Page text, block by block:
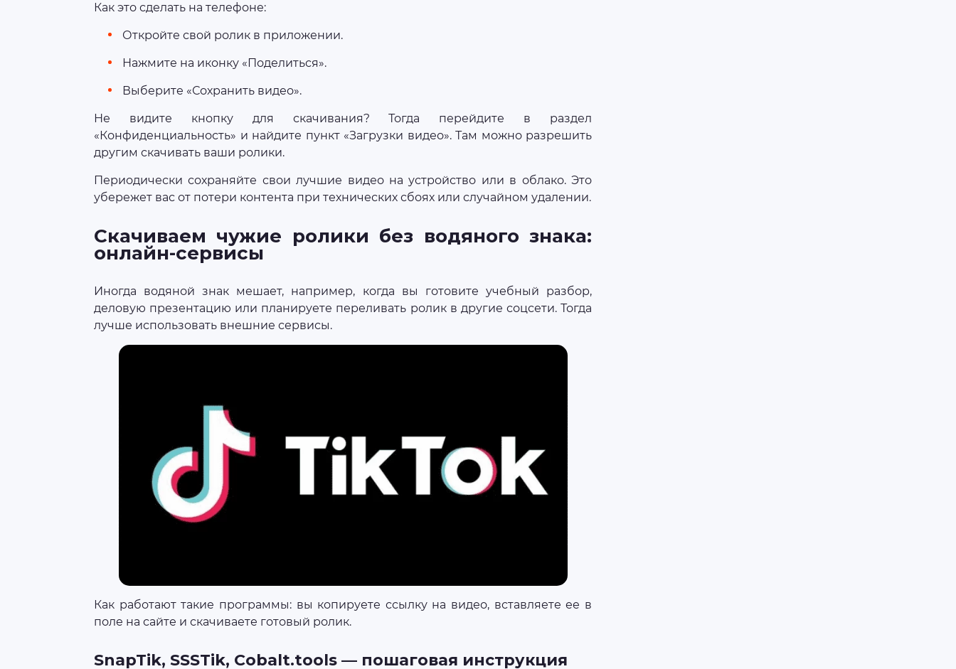
Как это сделать на телефоне:
Откройте свой ролик в приложении.
Нажмите на иконку «Поделиться».
Выберите «Сохранить видео».
Не видите кнопку для скачивания? Тогда перейдите в раздел
«Конфиденциальность» и найдите пункт «Загрузки видео». Там можно разрешить
другим скачивать ваши ролики.
Периодически сохраняйте свои лучшие видео на устройство или в облако. Это
убережет вас от потери контента при технических сбоях или случайном удалении.
Скачиваем чужие ролики без водяного знака:
онлайн-сервисы
Иногда водяной знак мешает, например, когда вы готовите учебный разбор,
деловую презентацию или планируете переливать ролик в другие соцсети. Тогда
лучше использовать внешние сервисы.
Как работают такие программы: вы копируете ссылку на видео, вставляете ее в
поле на сайте и скачиваете готовый ролик.
SnapTik, SSSTik, Cobalt.tools — пошаговая инструкция